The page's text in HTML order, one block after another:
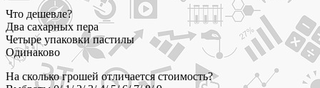
Что дешевле?
Два сахарных пера
Четыре упаковки пастилы
Одинаково
На сколько грошей отличается стоимость?